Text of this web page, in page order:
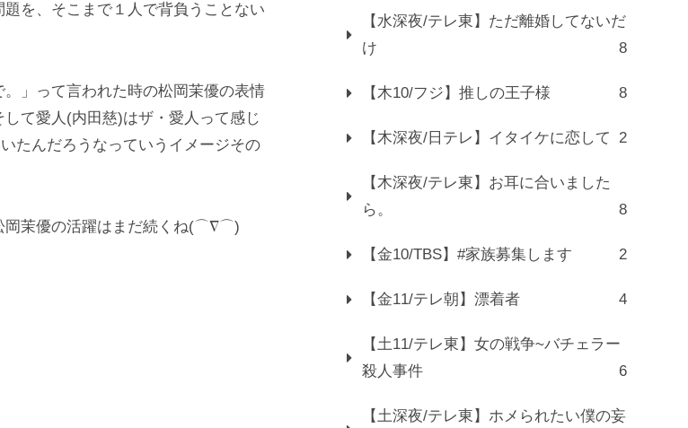
を、そこまで１人で背負うことない
」って言われた時の松岡茉優の表情
て愛人(内田慈)はザ・愛人って感じ
たんだろうなっていうイメージその
岡茉優の活躍はまだ続くね(⌒∇⌒)
【水深夜/テレ東】ただ離婚してないだ
け
8
【木10/フジ】推しの王子様 8
【木深夜/日テレ】イタイケに恋して 2
【木深夜/テレ東】お耳に合いました
ら。
8
【金10/TBS】#家族募集します 2
【金11/テレ朝】漂着者 4
【土11/テレ東】女の戦争~バチェラー
殺人事件
6
【土深夜/テレ東】ホメられたい僕の妄